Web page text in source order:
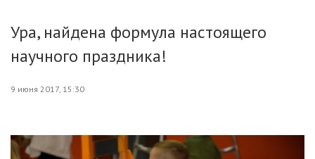
Ура, найдена формула настоящего
научного праздника!
9 июня 2017, 15:30